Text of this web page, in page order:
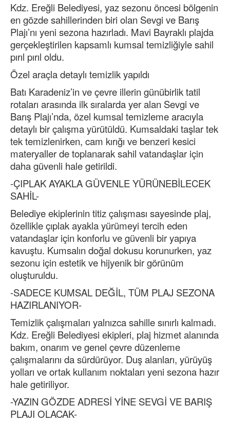
Kdz. Ereğli Belediyesi, yaz sezonu öncesi bölgenin
en gözde sahillerinden biri olan Sevgi ve Barış
Plajı’nı yeni sezona hazırladı. Mavi Bayraklı plajda
gerçekleştirilen kapsamlı kumsal temizliğiyle sahil
pırıl pırıl oldu.
Özel araçla detaylı temizlik yapıldı
Batı Karadeniz’in ve çevre illerin günübirlik tatil
rotaları arasında ilk sıralarda yer alan Sevgi ve
Barış Plajı’nda, özel kumsal temizleme aracıyla
detaylı bir çalışma yürütüldü. Kumsaldaki taşlar tek
tek temizlenirken, cam kırığı ve benzeri kesici
materyaller de toplanarak sahil vatandaşlar için
daha güvenli hale getirildi.
-ÇIPLAK AYAKLA GÜVENLE YÜRÜNEBİLECEK
SAHİL-
Belediye ekiplerinin titiz çalışması sayesinde plaj,
özellikle çıplak ayakla yürümeyi tercih eden
vatandaşlar için konforlu ve güvenli bir yapıya
kavuştu. Kumsalın doğal dokusu korunurken, yaz
sezonu için estetik ve hijyenik bir görünüm
oluşturuldu.
-SADECE KUMSAL DEĞİL, TÜM PLAJ SEZONA
HAZIRLANIYOR-
Temizlik çalışmaları yalnızca sahille sınırlı kalmadı.
Kdz. Ereğli Belediyesi ekipleri, plaj hizmet alanında
bakım, onarım ve genel çevre düzenleme
çalışmalarını da sürdürüyor. Duş alanları, yürüyüş
yolları ve ortak kullanım noktaları yeni sezona hazır
hale getiriliyor.
-YAZIN GÖZDE ADRESİ YİNE SEVGİ VE BARIŞ
PLAJI OLACAK-